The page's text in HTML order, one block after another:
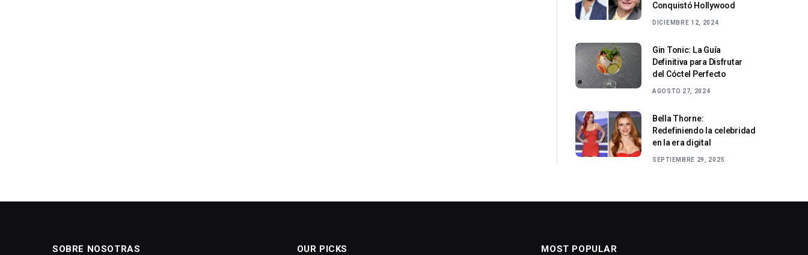
Conquistó Hollywood
DICIEMBRE 12, 2024
Gin Tonic: La Guía
Definitiva para Disfrutar
del Cóctel Perfecto
AGOSTO 27, 2024
Bella Thorne:
Redefiniendo la celebridad
en la era digital
SEPTIEMBRE 29, 2025
SOBRE NOSOTRAS OUR PICKS MOST POPULAR